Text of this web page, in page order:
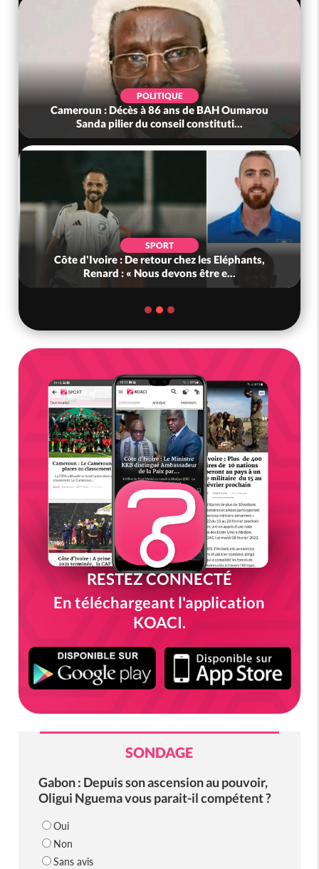
POLITIQUE
Cameroun : Décès à 86 ans de BAH Oumarou
Sanda pilier du conseil constituti...
SPORT
Côte d'Ivoire : De retour chez les Eléphants,
Renard : « Nous devons être e...
RESTEZ CONNECTÉ
En téléchargeant l'application
KOACI.
SONDAGE
Gabon : Depuis son ascension au pouvoir,
Oligui Nguema vous parait-il compétent ?
Oui
Non
Sans avis